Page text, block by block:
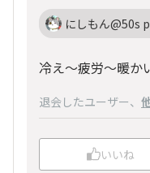
にしもん@50s
冷え～疲労～暖か
退会したユーザー、
いいね